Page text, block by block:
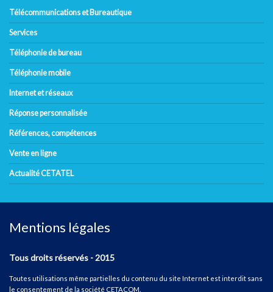
Télécommunications et Bureautique
Services
Téléphonie de bureau
Téléphonie mobile
Internet et réseaux
Réponse personnalisée
Références, compétences
Vente en ligne
Actualité CETATEL
Mentions légales
Tous droits réservés - 2015
Toutes utilisations même partielles du contenu du site Internet est interdit sans
le consentement de la société CETACOM.